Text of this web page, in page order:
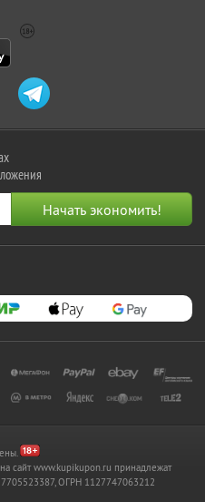
сайт www.kupikupon.ru принадлежат
ОГРН 1127747063212